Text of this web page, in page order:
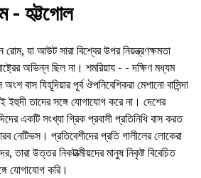
- হট্টগোল
রোম, যা আউট সারা বিশ্বের উপর নিয়ন্ত্রণক্ষমতা
অভিন্ন ছিল না। শমরিয়ায - - দক্ষিণ মধ্যম
বাস যিহূদিয়ার পূর্ব ঔপনিবেশিকরা মেশানো বাসিন্দা
ইহুদী তাদের সঙ্গে যোগাযোগ করে না। দেশের
একটি সংখ্যা গ্রিক প্রবাসী প্রতিনিধি বাস করত
নেটিভস। প্রতিবেশীদের প্রতি গালীলের লোকেরা
তারা উত্তর নিকটাত্মীয়দের মানুষ নিকৃষ্ট বিবেচিত
যোগাযোগ করি।